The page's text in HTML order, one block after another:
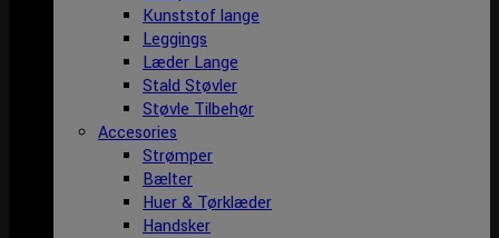
Kunststof lange
Leggings
Læder Lange
Stald Støvler
Støvle Tilbehør
Accesories
Strømper
Bælter
Huer & Tørklæder
Handsker